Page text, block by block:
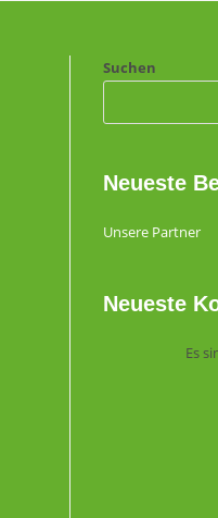
Suchen
Neueste
Unsere Partner
Neueste
Es